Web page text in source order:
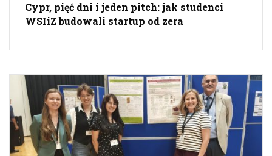
Cypr, pięć dni i jeden pitch: jak studenci
WSIiZ budowali startup od zera